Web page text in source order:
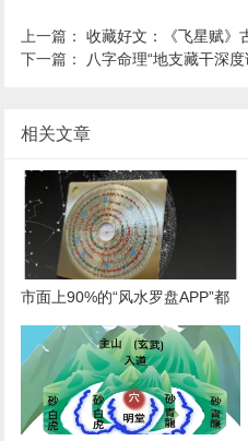
上一篇：收藏好文：《飞星赋》
下一篇： 八字命理“地支藏干深
相关文章
市面上90%的“风水罗盘APP”都
错在哪？简论“地理真北”与“磁北
方向”